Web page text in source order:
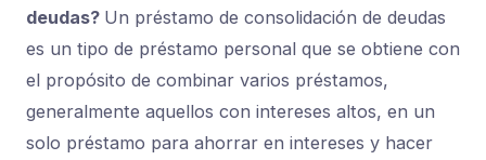
deudas? Un préstamo de consolidación de deudas
es un tipo de préstamo personal que se obtiene con
el propósito de combinar varios préstamos,
generalmente aquellos con intereses altos, en un
solo préstamo para ahorrar en intereses y hacer